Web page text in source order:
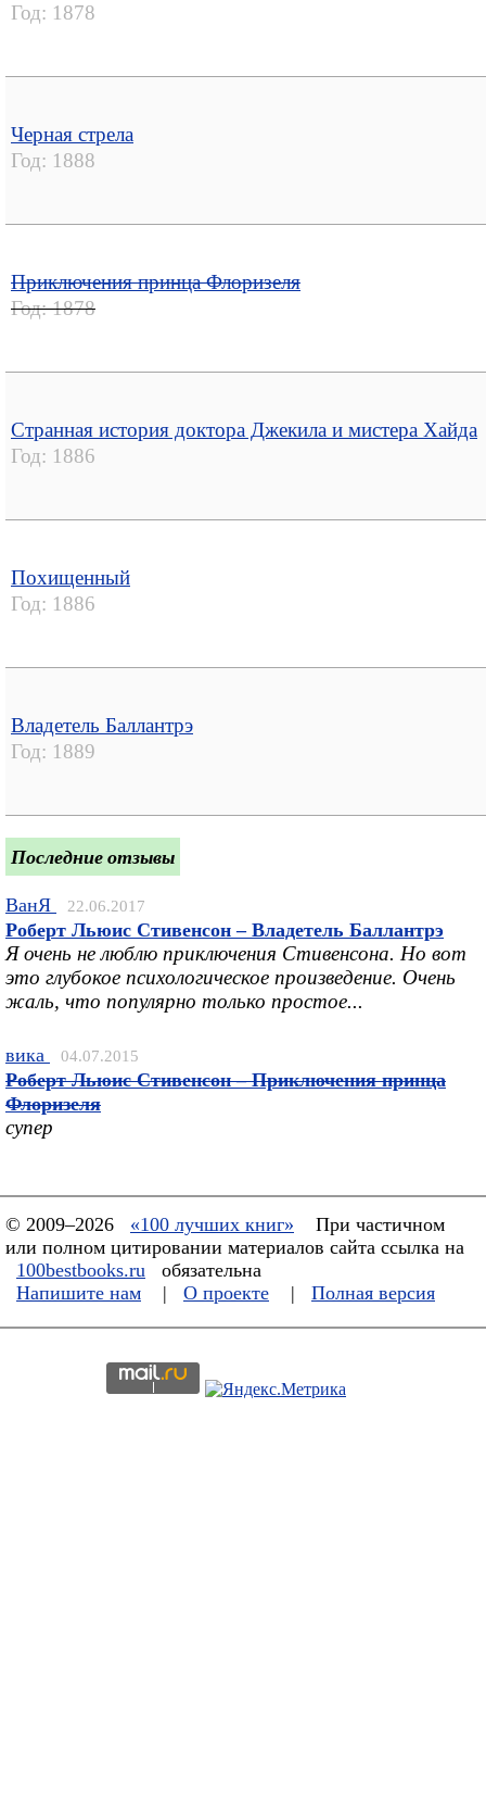
Год: 1878
Черная стрела
Год: 1888
Приключения принца Флоризеля
Год:1878
Странная история доктора Джекила и мистера Хайда
Год: 1886
Похищенный
Год: 1886
Владетель Баллантрэ
Год: 1889
Последние отзывы
ВанЯ 22.06.2017
Роберт Льюис Стивенсон – Владетель Баллантрэ
Я очень не люблю приключения Стивенсона. Но вот
это глубокое психологическое произведение. Очень
жаль, что популярно только простое...
вика 04.07.2015
Роберт Льюис Стивенсон – Приключения принца
Флоризеля
супер
© 2009–2026 «100 лучших книг»
При частичном
или полном цитировании материалов сайта ссылка на
100bestbooks.ru
обязательна
Напишите нам
| О проекте | Полная версия